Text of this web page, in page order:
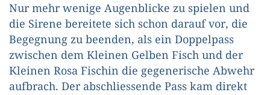
Nur mehr wenige Augenblicke zu spielen und
die Sirene bereitete sich schon darauf vor, die
Begegnung zu beenden, als ein Doppelpass
zwischen dem Kleinen Gelben Fisch und der
Kleinen Rosa Fischin die gegenerische Abwehr
aufbrach. Der abschliessende Pass kam direkt